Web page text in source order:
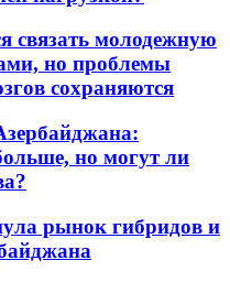
связать молодежную
но проблемы
сохраняются
но могут ли
рынок гибридов и